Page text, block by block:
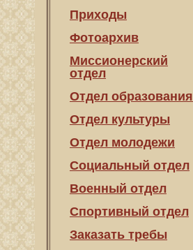
Приходы
Фотоархив
Миссионерский
отдел
Отдел образования
Отдел культуры
Отдел молодежи
Социальный отдел
Военный отдел
Спортивный отдел
Заказать требы